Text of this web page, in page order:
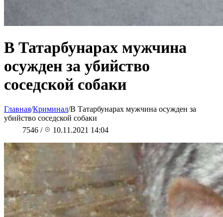
В Татарбунарах мужчина
осужден за убийство
соседской собаки
Главная/Криминал/В Татарбунарах мужчина осужден за
убийство соседской собаки
7546 / 10.11.2021 14:04